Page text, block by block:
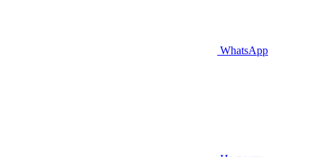
WhatsApp